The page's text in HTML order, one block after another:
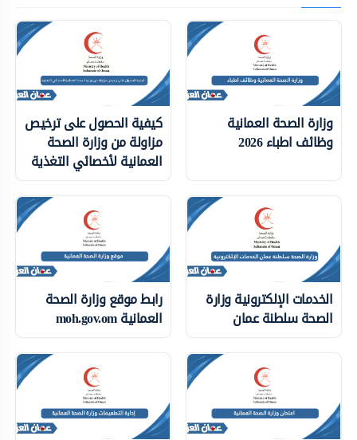
وزارة الصحة العمانية
وظائف اطباء 2026
كيفية الحصول على ترخيص
مزاولة من وزارة الصحة
العمانية لأخصائي التغذية
الخدمات الإلكترونية وزارة
الصحة سلطنة عمان
رابط موقع وزارة الصحة
العمانية moh.gov.om